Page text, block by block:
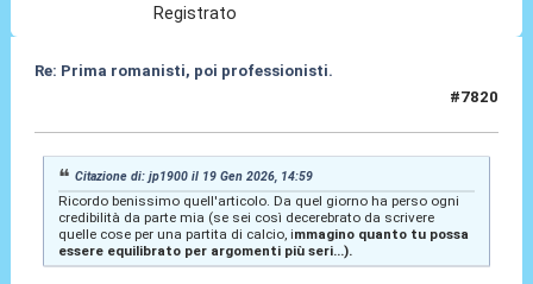
Registrato
Re: Prima romanisti, poi professionisti.
#7820
Citazione di: jp1900 il 19 Gen 2026, 14:59
Ricordo benissimo quell'articolo. Da quel giorno ha perso ogni
credibilità da parte mia (se sei così decerebrato da scrivere
quelle cose per una partita di calcio, immagino quanto tu possa
essere equilibrato per argomenti più seri...).